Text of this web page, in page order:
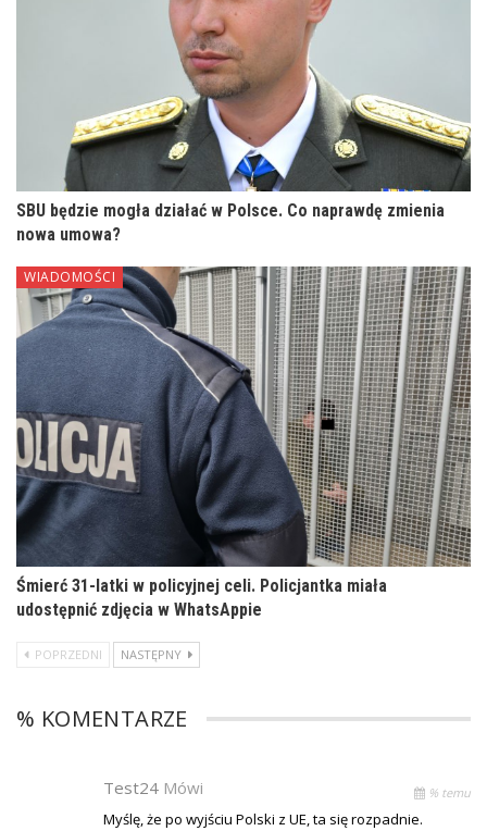
SBU będzie mogła działać w Polsce. Co naprawdę zmienia
nowa umowa?
WIADOMOŚCI
Śmierć 31-latki w policyjnej celi. Policjantka miała
udostępnić zdjęcia w WhatsAppie
POPRZEDNI NASTĘPNY
% KOMENTARZE
Test24 Mówi % temu
Myślę, że po wyjściu Polski z UE, ta się rozpadnie.